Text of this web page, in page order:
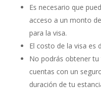
Es necesario que
acceso a un monto
para la visa.
El costo de la visa es
No podrás obtener
cuentas con un
duración de tu